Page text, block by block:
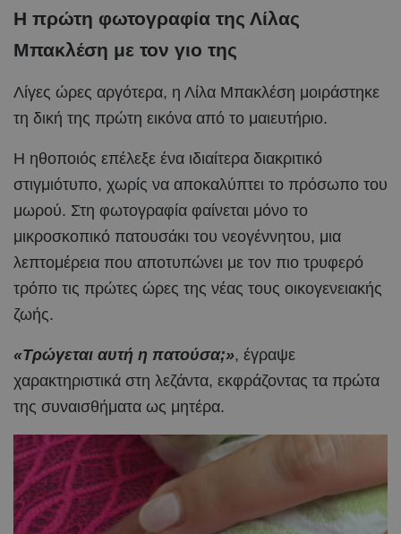
Η πρώτη φωτογραφία της Λίλας
Μπακλέση με τον γιο της
Λίγες ώρες αργότερα, η Λίλα Μπακλέση μοιράστηκε
τη δική της πρώτη εικόνα από το μαιευτήριο.
Η ηθοποιός επέλεξε ένα ιδιαίτερα διακριτικό
στιγμιότυπο, χωρίς να αποκαλύπτει το πρόσωπο του
μωρού. Στη φωτογραφία φαίνεται μόνο το
μικροσκοπικό πατουσάκι του νεογέννητου, μια
λεπτομέρεια που αποτυπώνει με τον πιο τρυφερό
τρόπο τις πρώτες ώρες της νέας τους οικογενειακής
ζωής.
«Τρώγεται αυτή η πατούσα;», έγραψε
χαρακτηριστικά στη λεζάντα, εκφράζοντας τα πρώτα
της συναισθήματα ως μητέρα.